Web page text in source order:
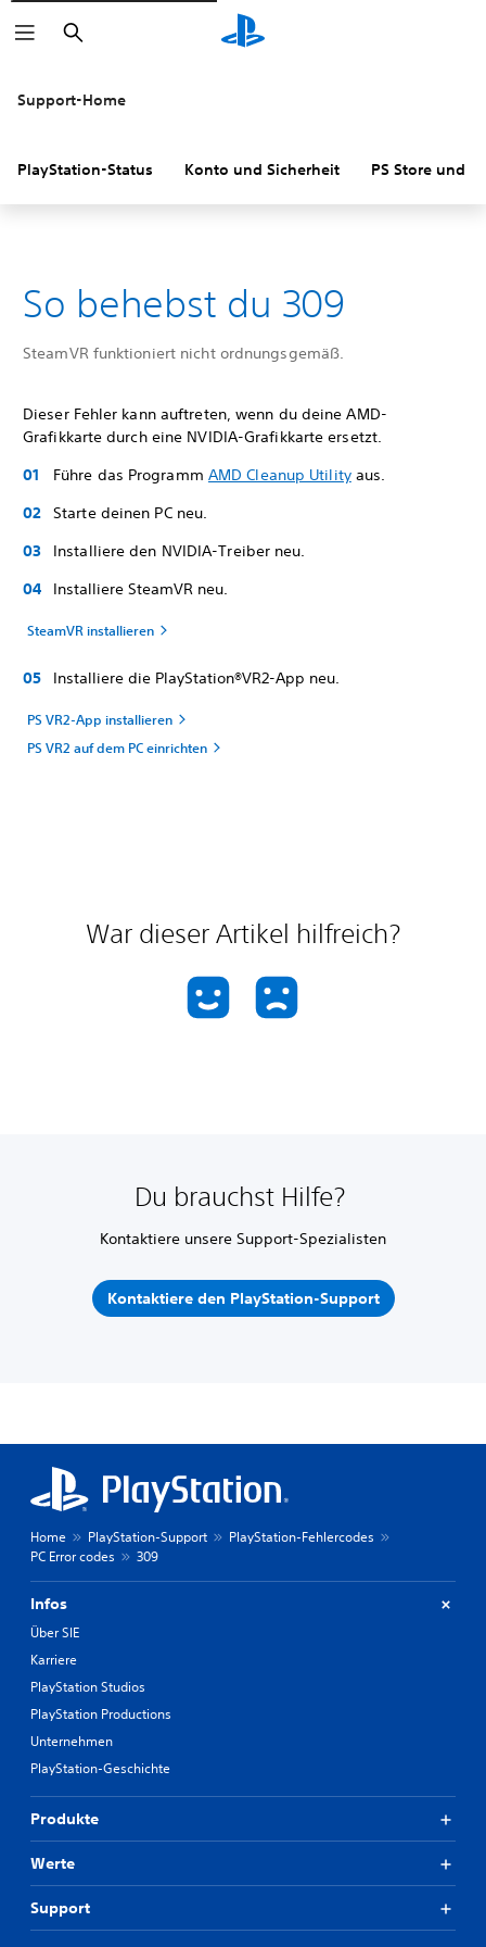
Suchen
Support-Home
PlayStation-Status Konto und Sicherheit PS Store und
So behebst du 309
SteamVR funktioniert nicht ordnungsgemäß.
Dieser Fehler kann auftreten, wenn du deine AMD-
Grafikkarte durch eine NVIDIA-Grafikkarte ersetzt.
Führe das Programm AMD Cleanup Utilityaus.
Starte deinen PC neu.
Installiere den NVIDIA-Treiber neu.
Installiere SteamVR neu.
SteamVR installieren
Installiere die PlayStation®VR2-App neu.
PS VR2-App installieren
PS VR2 auf dem PC einrichten
War dieser Artikel hilfreich?
Du brauchst Hilfe?
Kontaktiere unsere Support-Spezialisten
Kontaktiere den PlayStation-Support
Home PlayStation-Support
PlayStation-Fehlercodes
PC Error codes
309
Infos
Über SIE
Karriere
PlayStation Studios
PlayStation Productions
Unternehmen
PlayStation-Geschichte
Produkte
Werte
Support